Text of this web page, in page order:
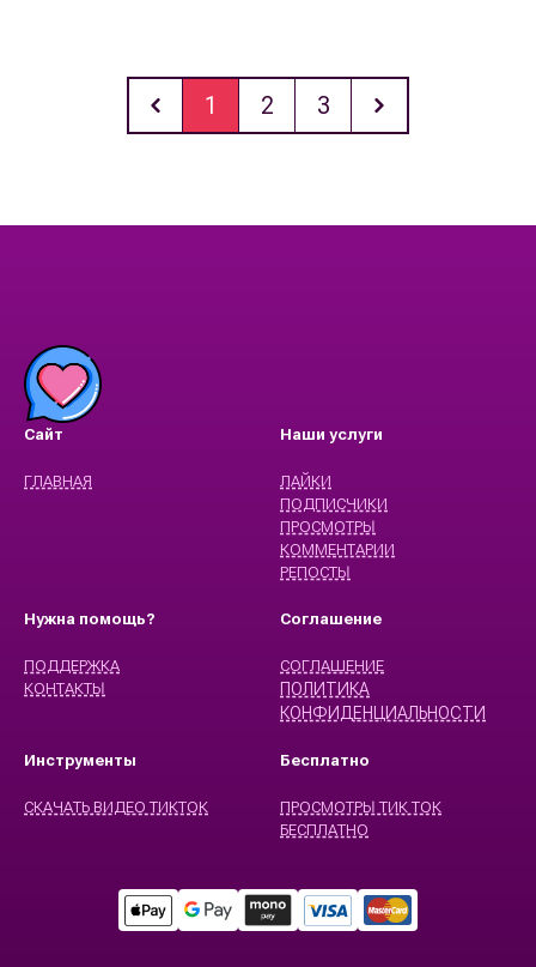
Previous
1 2 3 Next
Сайт
ГЛАВНАЯ
Наши услуги
ЛАЙКИ
ПОДПИСЧИКИ
ПРОСМОТРЫ
КОММЕНТАРИИ
РЕПОСТЫ
Нужна помощь?
ПОДДЕРЖКА
КОНТАКТЫ
Cоглашение
CОГЛАШЕНИЕ
ПОЛИТИКА
КОНФИДЕНЦИАЛЬНОСТИ
Инструменты
СКАЧАТЬ ВИДЕО ТИКТОК
Бесплатно
ПРОСМОТРЫ ТИК ТОК
БЕСПЛАТНО